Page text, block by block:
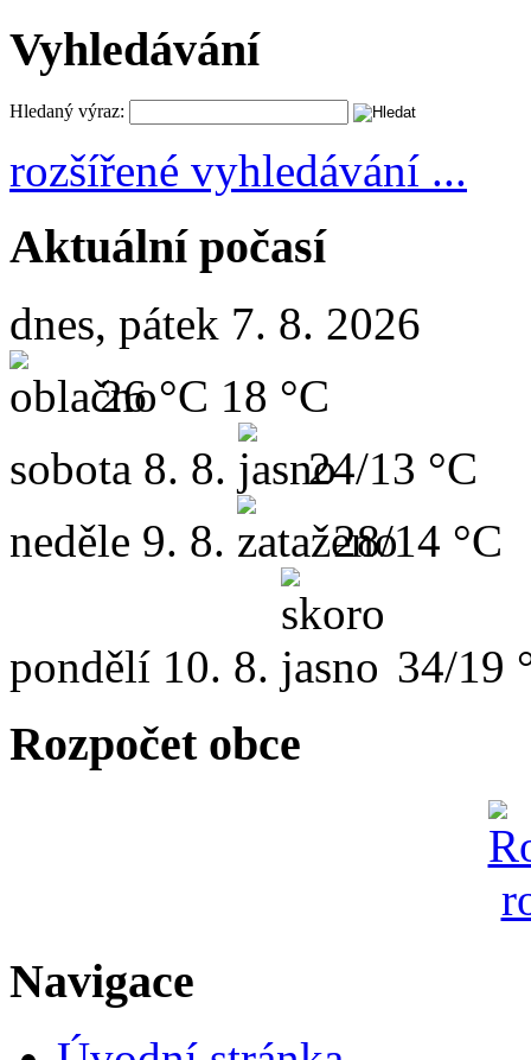
Vyhledávání
Hledaný výraz:
rozšířené vyhledávání ...
Aktuální počasí
dnes, pátek 7. 8. 2026
26 °C 18 °C
sobota 8. 8.
24/13 °C
neděle 9. 8. 28/14 °C
pondělí 10. 8. 34/19
Rozpočet obce
Navigace